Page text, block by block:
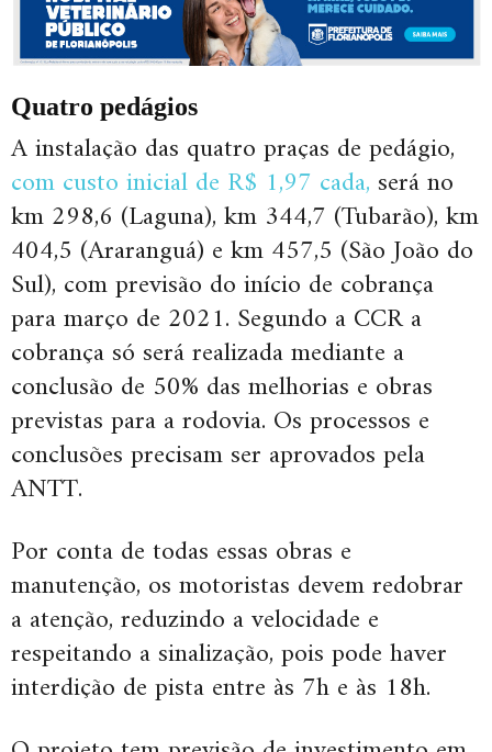
Quatro pedágios
A instalação das quatro praças de pedágio,
com custo inicial de R$ 1,97 cada,será no
km 298,6 (Laguna), km 344,7 (Tubarão), km
404,5 (Araranguá) e km 457,5 (São João do
Sul), com previsão do início de cobrança
para março de 2021. Segundo a CCR a
cobrança só será realizada mediante a
conclusão de 50% das melhorias e obras
previstas para a rodovia. Os processos e
conclusões precisam ser aprovados pela
ANTT.
Por conta de todas essas obras e
manutenção, os motoristas devem redobrar
a atenção, reduzindo a velocidade e
respeitando a sinalização, pois pode haver
interdição de pista entre às 7h e às 18h.